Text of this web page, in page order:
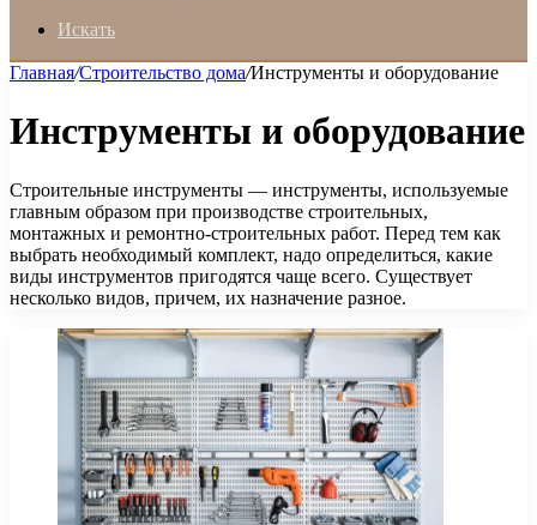
Искать
Главная/Строительство дома/Инструменты и оборудование
Инструменты и оборудование
Строительные инструменты — инструменты, используемые
главным образом при производстве строительных,
монтажных и ремонтно-строительных работ. Перед тем как
выбрать необходимый комплект, надо определиться, какие
виды инструментов пригодятся чаще всего. Существует
несколько видов, причем, их назначение разное.